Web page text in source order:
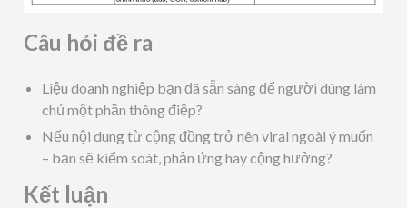
Câu hỏi đề ra
Liệu doanh nghiệp bạn đã sẵn sàng để người dùng làm
chủ một phần thông điệp?
Nếu nội dung từ cộng đồng trở nên viral ngoài ý muốn
– bạn sẽ kiểm soát, phản ứng hay cộng hưởng?
Kết luận